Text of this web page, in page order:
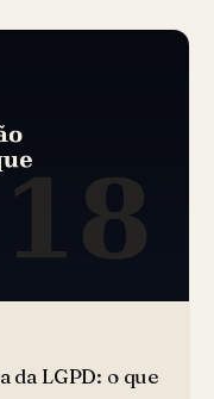
da LGPD: o que